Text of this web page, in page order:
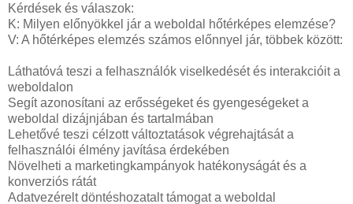
Kérdések és válaszok:
K: Milyen előnyökkel jár a weboldal hőtérképes elemzése?
V: A hőtérképes elemzés számos előnnyel jár, többek között:
Láthatóvá teszi a felhasználók viselkedését és interakcióit a
weboldalon
Segít azonosítani az erősségeket és gyengeségeket a
weboldal dizájnjában és tartalmában
Lehetővé teszi célzott változtatások végrehajtását a
felhasználói élmény javítása érdekében
Növelheti a marketingkampányok hatékonyságát és a
konverziós rátát
Adatvezérelt döntéshozatalt támogat a weboldal